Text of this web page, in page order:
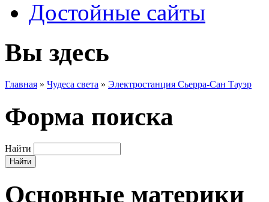
Достойные сайты
Вы здесь
Главная » Чудеса света » Электростанция Сьерра-Сан Тауэр
Форма поиска
Найти
Основные материки